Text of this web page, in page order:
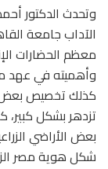
وتحدث الدكتور
الآداب جامعة
معظم الحضارات
وأهميته في عهد
كذلك تخصيص بعض
تزدهر بشكل
بعض الأراضي
شكل هوية مصر